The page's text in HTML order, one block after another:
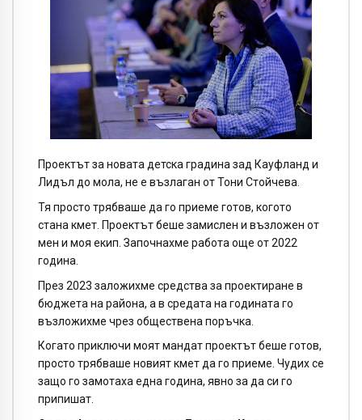
Проектът за новата детска градина зад Кауфланд и
Лидъл до мола, не е възлаган от Тони Стойчева.
Тя просто трябваше да го приеме готов, когото
стана кмет. Проектът беше замислен и възложен от
мен и моя екип. Започнахме работа още от 2022
година.
През 2023 заложихме средства за проектиране в
бюджета на района, а в средата на годината го
възложихме чрез обществена поръчка.
Когато приключи моят мандат проектът беше готов,
просто трябваше новият кмет да го приеме. Чудих се
защо го замотаха една година, явно за да си го
припишат.